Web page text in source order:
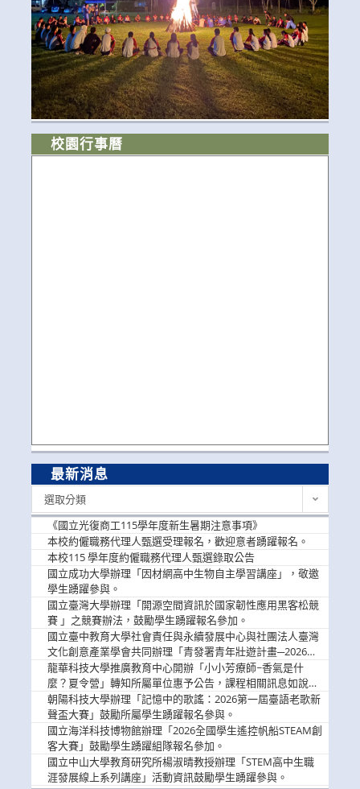
校園行事曆
最新消息
選取分類
《國立光復商工115學年度新生暑期注意事項》
本校約僱職務代理人甄選受理報名，歡迎意者踴躍報名。
本校115 學年度約僱職務代理人甄選錄取公告
國立成功大學辦理「因材網高中生物自主學習講座」，敬邀
學生踴躍參與。
國立臺灣大學辦理「開源空間資訊於國家韌性應用黑客松競
賽 」之競賽辦法，鼓勵學生踴躍報名參加。
國立臺中教育大學社會責任與永續發展中心與社團法人臺灣
文化創意產業學會共同辦理「青發署青年壯遊計畫─2026臺
中舊城都市建築文化體驗」活動，敬邀學生踴躍報名參加，
公告周知。
龍華科技大學推廣教育中心開辦「小小芳療師~香氣是什
麼？夏令營」轉知所屬單位惠予公告，課程相關訊息如說
明。
朝陽科技大學辦理「記憶中的歌謠：2026第一屆臺語老歌新
聲盃大賽」鼓勵所屬學生踴躍報名參與。
國立海洋科技博物館辦理「2026全國學生遙控帆船STEAM創
客大賽」鼓勵學生踴躍組隊報名參加。
國立中山大學教育研究所楊淑晴教授辦理「STEM高中生職
涯發展線上系列講座」活動資訊鼓勵學生踴躍參與。